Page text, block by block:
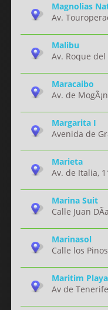
Magnolias
Av.
Malibu
Av. Roque del
Maracaibo
Av. de
Margarita I
Avenida de
Marieta
Av. de Italia,
Marina Suit
Calle Juan
Marinasol
Calle los
Maritim Playa
Av de